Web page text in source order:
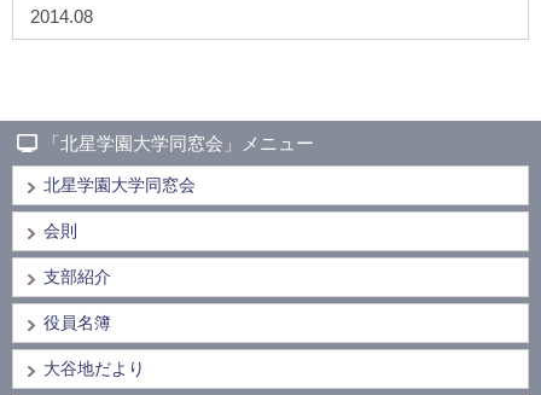
2014.08
「北星学園大学同窓会」メニュー
北星学園大学同窓会
会則
支部紹介
役員名簿
大谷地だより